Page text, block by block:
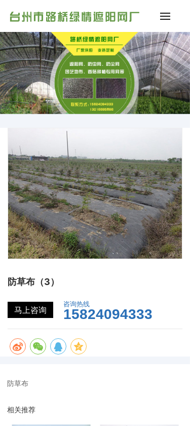
防草布（3）
马上咨询
咨询热线
15824094333
防草布
相关推荐